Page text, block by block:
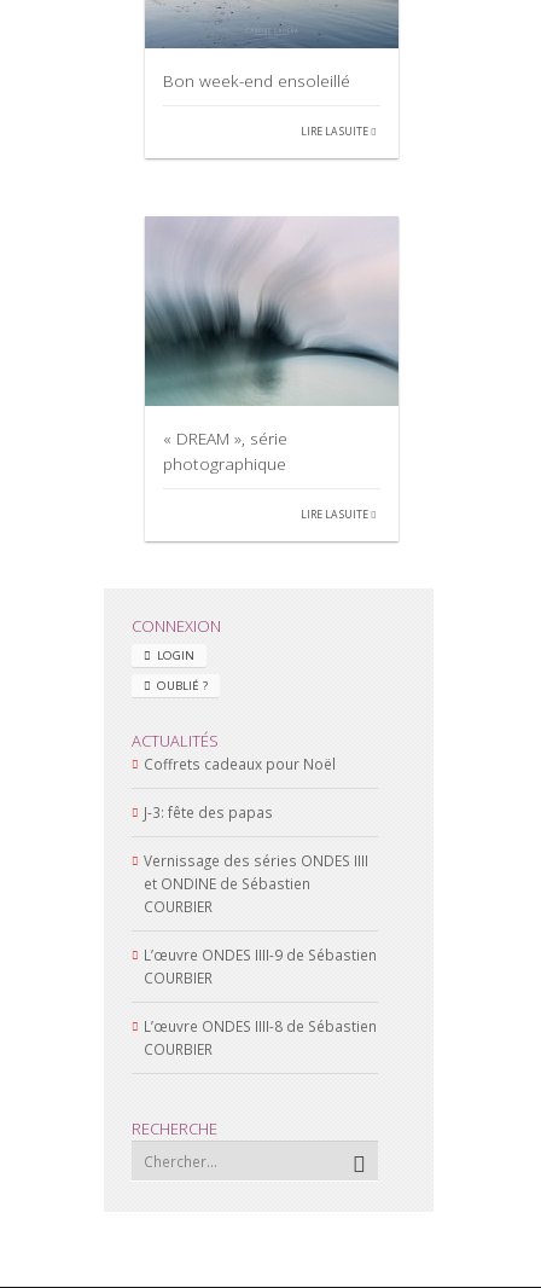
Bon week-end ensoleillé
LIRE LA SUITE
« DREAM », série
photographique
LIRE LA SUITE
CONNEXION
LOGIN
OUBLIÉ ?
ACTUALITÉS
Coffrets cadeaux pour Noël
J-3: fête des papas
Vernissage des séries ONDES IIII
et ONDINE de Sébastien
COURBIER
L’œuvre ONDES IIII-9 de Sébastien
COURBIER
L’œuvre ONDES IIII-8 de Sébastien
COURBIER
RECHERCHE